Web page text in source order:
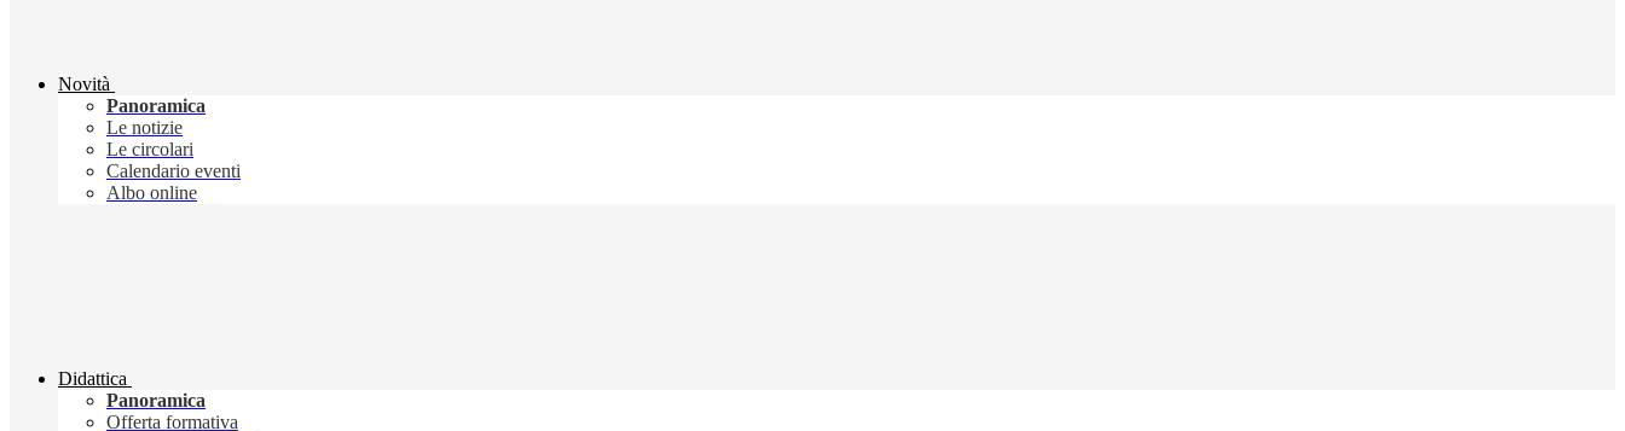
Novità
Panoramica
Le notizie
Le circolari
Calendario eventi
Albo online
Didattica
Panoramica
Offerta formativa